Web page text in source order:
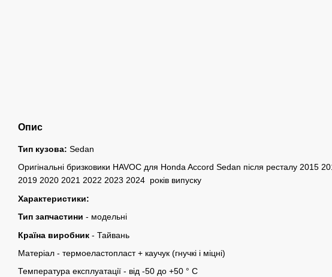
Опис
Тип кузова: Sedan
Оригінальні бризковики HAVOC для Honda Accord Sedan після ресталу 2015
2019 2020 2021 2022 2023 2024 років випуску
Характеристики:
Тип запчастини - модельні
Країна виробник - Тайвань
Матеріал - термоеластопласт + ​​каучук (гнучкі і міцні)
Температура експлуатації - від -50 до +50 ° C